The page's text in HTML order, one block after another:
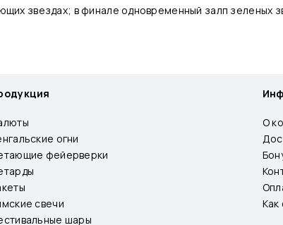
звездах; в финале одновременный залп
огни
фейерверки
свечи
шары
О
Как